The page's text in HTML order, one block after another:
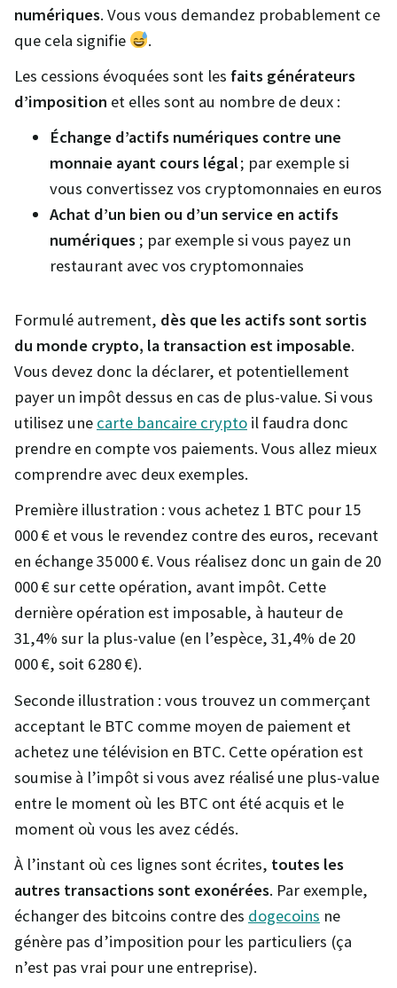
numériques. Vous vous demandez probablement ce
que cela signifie
.
Les cessions évoquées sont les faits générateurs
d’imposition et elles sont au nombre de deux :
Échange d’actifs numériques contre une
monnaie ayant cours légal; par exemple si
vous convertissez vos cryptomonnaies en euros
Achat d’un bien ou d’un service en actifs
numériques ; par exemple si vous payez un
restaurant avec vos cryptomonnaies
Formulé autrement, dès que les actifs sont sortis
du monde crypto, la transaction est imposable.
Vous devez donc la déclarer, et potentiellement
payer un impôt dessus en cas de plus-value. Si vous
utilisez une carte bancaire crypto il faudra donc
prendre en compte vos paiements. Vous allez mieux
comprendre avec deux exemples.
Première illustration : vous achetez 1 BTC pour 15
000 € et vous le revendez contre des euros, recevant
en échange 35 000 €. Vous réalisez donc un gain de 20
000 € sur cette opération, avant impôt. Cette
dernière opération est imposable, à hauteur de
31,4% sur la plus-value (en l’espèce, 31,4% de 20
000 €, soit 6 280 €).
Seconde illustration : vous trouvez un commerçant
acceptant le BTC comme moyen de paiement et
achetez une télévision en BTC. Cette opération est
soumise à l’impôt si vous avez réalisé une plus-value
entre le moment où les BTC ont été acquis et le
moment où vous les avez cédés.
À l’instant où ces lignes sont écrites, toutes les
autres transactions sont exonérées. Par exemple,
échanger des bitcoins contre des dogecoins ne
génère pas d’imposition pour les particuliers (ça
n’est pas vrai pour une entreprise).